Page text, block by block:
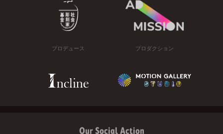
プロデュース プロダクション
Our Social Action